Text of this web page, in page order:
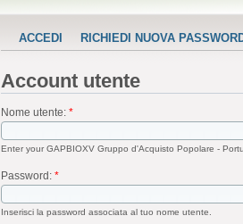
ACCEDI RICHIEDI NUOVA
Account utente
Nome utente: *
Enter your GAPBIOXV Gruppo d'Acquisto Popolare -
Password: *
Inserisci la password associata al tuo nome utente.